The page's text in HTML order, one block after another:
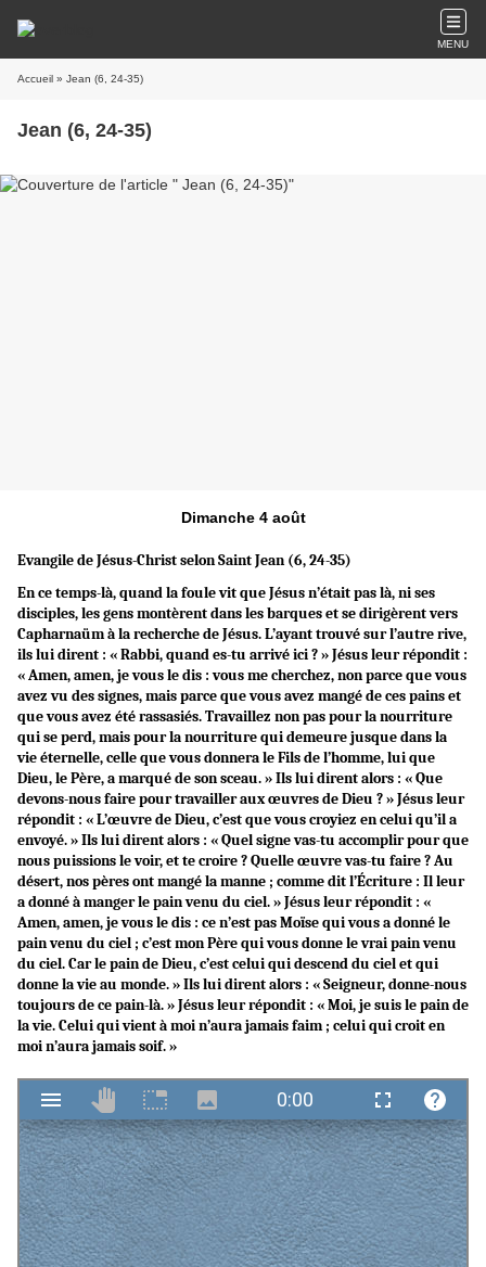
MENU
Accueil » Jean (6, 24-35)
Jean (6, 24-35)
Dimanche 4 août
Evangile de Jésus-Christ selon SaintJean (6, 24-35)
En ce temps-là, quand la foule vit que Jésus n’était pas là, ni ses
disciples, les gens montèrent dans les barques et se dirigèrent vers
Capharnaüm à la recherche de Jésus. L’ayant trouvé sur l’autre rive,
ils lui dirent : « Rabbi, quand es-tu arrivé ici ? » Jésus leur répondit :
« Amen, amen, je vous le dis : vous me cherchez, non parce que vous
avez vu des signes, mais parce que vous avez mangé de ces pains et
que vous avez été rassasiés. Travaillez non pas pour la nourriture
qui se perd, mais pour la nourriture qui demeure jusque dans la
vie éternelle, celle que vous donnera le Fils de l’homme, lui que
Dieu, le Père, a marqué de son sceau. » Ils lui dirent alors : « Que
devons-nous faire pour travailler aux œuvres de Dieu ? » Jésus leur
répondit : « L’œuvre de Dieu, c’est que vous croyiez en celui qu’il a
envoyé. » Ils lui dirent alors : « Quel signe vas-tu accomplir pour que
nous puissions le voir, et te croire ? Quelle œuvre vas-tu faire ? Au
désert, nos pères ont mangé la manne ; comme dit l’Écriture : Il leur
a donné à manger le pain venu du ciel. » Jésus leur répondit : «
Amen, amen, je vous le dis : ce n’est pas Moïse qui vous a donné le
pain venu du ciel ; c’est mon Père qui vous donne le vrai pain venu
du ciel. Car le pain de Dieu, c’est celui qui descend du ciel et qui
donne la vie au monde. » Ils lui dirent alors : « Seigneur, donne-nous
toujours de ce pain-là. » Jésus leur répondit : « Moi, je suis le pain de
la vie. Celui qui vient à moi n’aura jamais faim ; celui qui croit en
moi n’aura jamais soif. »